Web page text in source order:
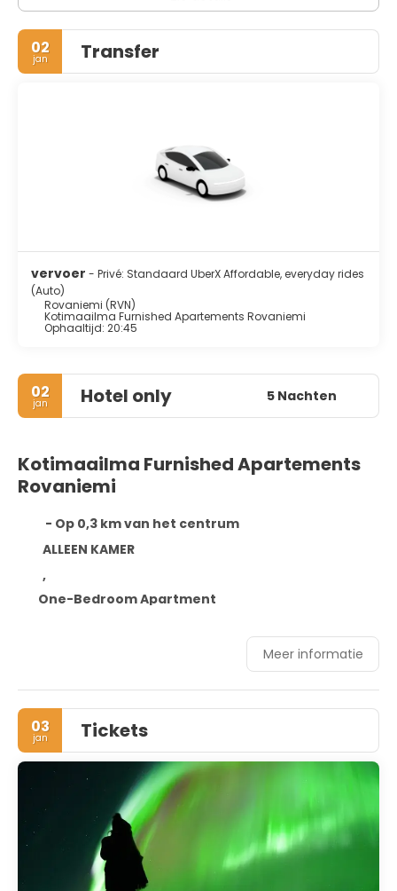
02
jan Transfer
vervoer - Privé: Standaard UberX Affordable, everyday rides
(Auto)
Rovaniemi (RVN)
Kotimaailma Furnished Apartements Rovaniemi
Ophaaltijd: 20:45
02
jan Hotel only 5 Nachten
Kotimaailma Furnished Apartements
Rovaniemi
- Op 0,3 km van het centrum
ALLEEN KAMER
,
One-Bedroom Apartment
Meer informatie
03
jan Tickets